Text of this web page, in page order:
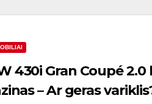
430i Gran Coupé 2.0 l
– Ar geras